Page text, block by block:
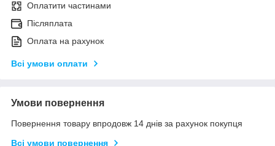
Оплатити частинами
Післяплата
Оплата на рахунок
Всі умови оплати
Умови повернення
Повернення товару впродовж 14 днів за рахунок покупця
Всі умови повернення